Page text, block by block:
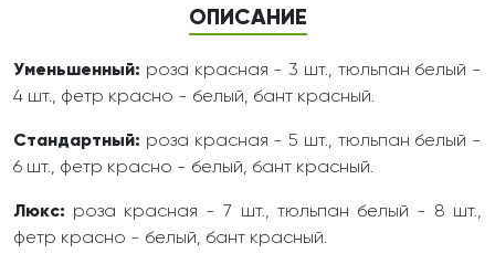
ОПИСАНИЕ
Уменьшенный: роза красная - 3 шт., тюльпан белый -
4 шт., фетр красно - белый, бант красный.
Стандартный: роза красная - 5 шт., тюльпан белый -
6 шт., фетр красно - белый, бант красный.
Люкс: роза красная - 7 шт., тюльпан белый - 8 шт.,
фетр красно - белый, бант красный.